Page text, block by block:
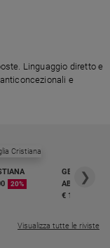
Linguaggio diretto e
e
20%
GBABY
€ 16,99
❯
Visualizza tutte le riviste